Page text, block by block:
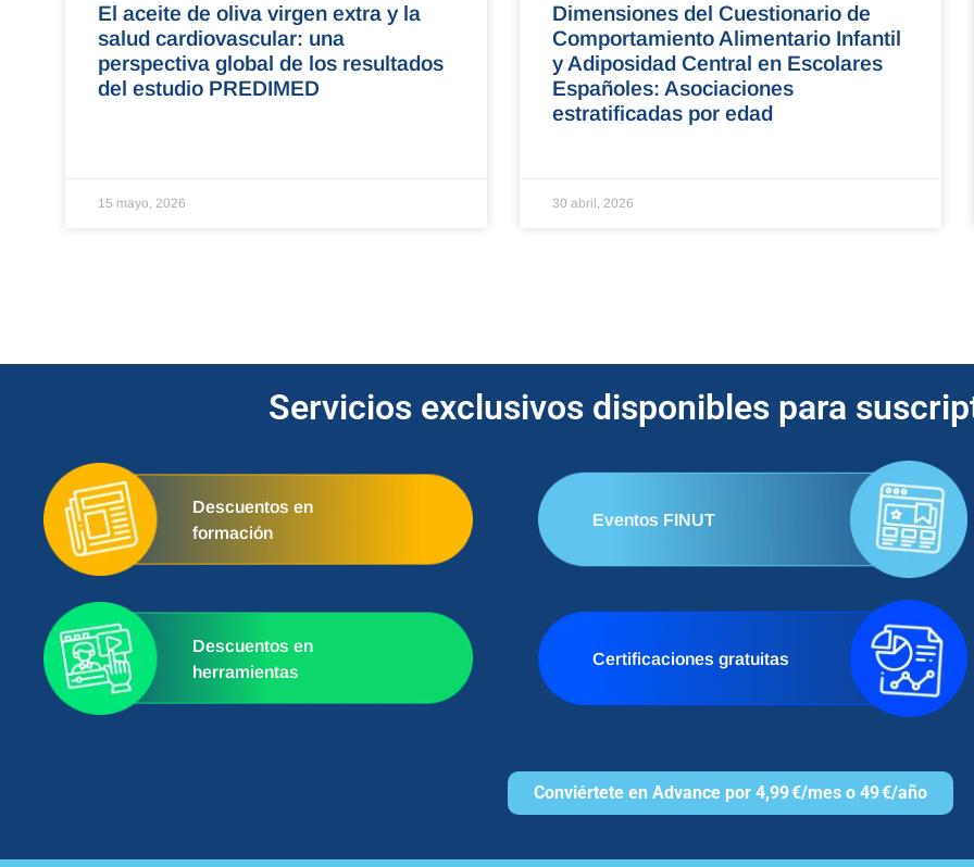
El aceite de oliva virgen extra y la
salud cardiovascular: una
perspectiva global de los resultados
del estudio PREDIMED
15 mayo, 2026
Dimensiones del Cuestionario de
Comportamiento Alimentario Infantil
y Adiposidad Central en Escolares
Españoles: Asociaciones
estratificadas por edad
30 abril, 2026
Servicios exclusivos disponibles para
Descuentos en
formación
Eventos FINUT
Descuentos en
herramientas
Certificaciones gratuitas
Conviértete en Advance por 4,99 €/mes o 49 €/año